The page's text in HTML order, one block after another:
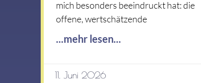
mich besonders beeindruckt hat: die
offene, wertschätzende
...mehr lesen...
11. Juni 2026